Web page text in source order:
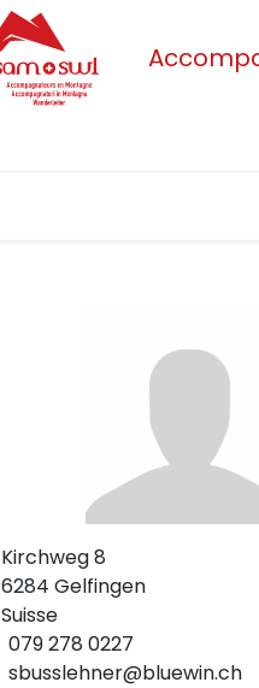
Kirchweg 8
6284 Gelfingen
Suisse
079 278 0227
sbusslehner@bluewin.ch